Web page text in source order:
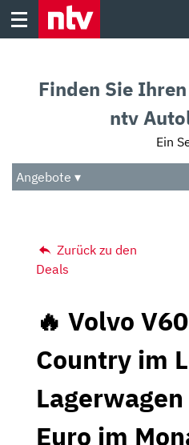
Skip
Audio
Das Beste
Finden Sie
ntv
Ein
Angebote ▾
Zurück zu den
Deals
🔥 Volvo
Country im
Euro im